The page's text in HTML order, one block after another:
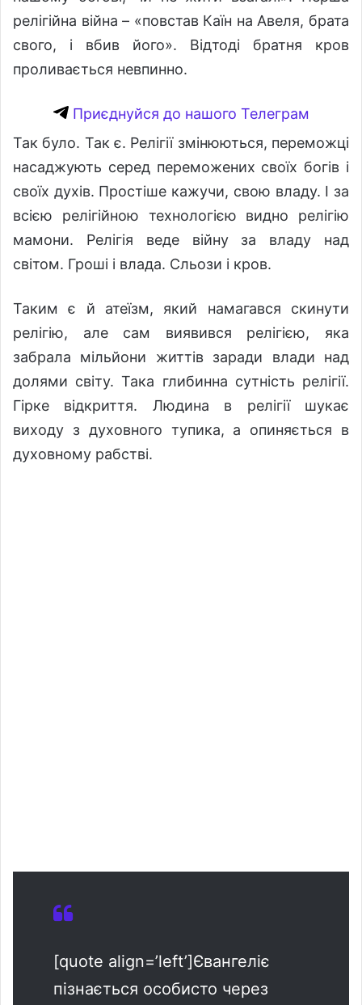
релігійна війна – «повстав Каїн на Авеля, брата
свого, і вбив його». Відтоді братня кров
проливається невпинно.
Приєднуйся до нашого Телеграм
Так було. Так є. Релігії змінюються, переможці
насаджують серед переможених своїх богів і
своїх духів. Простіше кажучи, свою владу. І за
всією релігійною технологією видно релігію
мамони. Релігія веде війну за владу над
світом. Гроші і влада. Сльози і кров.
Таким є й атеїзм, який намагався скинути
релігію, але сам виявився релігією, яка
забрала мільйони життів заради влади над
долями світу. Така глибинна сутність релігії.
Гірке відкриття. Людина в релігії шукає
виходу з духовного тупика, а опиняється в
духовному рабстві.
[quote align=’left’]Євангеліє
пізнається особисто через